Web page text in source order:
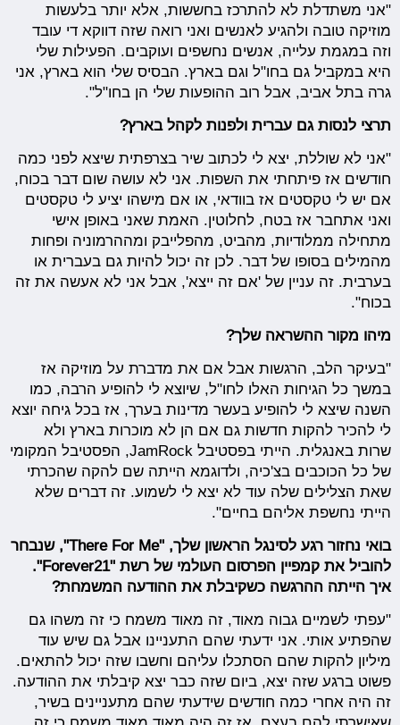
"אני משתדלת לא להתרכז בחששות, אלא יותר בלעשות
מוזיקה טובה ולהגיע לאנשים ואני רואה שזה דווקא די עובד
וזה במגמת עלייה, אנשים נחשפים ועוקבים. הפעילות שלי
היא במקביל גם בחו"ל וגם בארץ. הבסיס שלי הוא בארץ, אני
גרה בתל אביב, אבל רוב ההופעות שלי הן בחו"ל".
תרצי לנסות גם עברית ולפנות לקהל בארץ?
"אני לא שוללת, יצא לי לכתוב שיר בצרפתית שיצא לפני כמה
חודשים אז פיתחתי את השפות. אני לא עושה שום דבר בכוח,
אם יש לי טקסטים אז בוודאי, או אם מישהו יציע לי טקסטים
ואני אתחבר אז בטח, לחלוטין. האמת שאני באופן אישי
מתחילה ממלודיות, מהביט, מהפלייבק ומההרמוניה ופחות
מהמילים בסופו של דבר. לכן זה יכול להיות גם בעברית או
בערבית. זה עניין של 'אם זה ייצא', אבל אני לא אעשה את זה
בכוח".
מיהו מקור ההשראה שלך?
"בעיקר הלב, הרגשות אבל אם את מדברת על מוזיקה אז
במשך כל הגיחות האלו לחו"ל, שיוצא לי להופיע הרבה, כמו
השנה שיצא לי להופיע בעשר מדינות בערך, אז בכל גיחה יוצא
לי להכיר להקות חדשות גם אם הן לא מוכרות בארץ ולא
שרות באנגלית. הייתי בפסטיבל JamRock, הפסטיבל המקומי
של כל הכוכבים בצ'כיה, ולדוגמא הייתה שם להקה שהכרתי
שאת הצלילים שלה עוד לא יצא לי לשמוע. זה דברים שלא
הייתי נחשפת אליהם בחיים".
בואי נחזור רגע לסינגל הראשון שלך, "There For Me", שנבחר
להוביל את קמפיין הפרסום העולמי של רשת "Forever21".
איך הייתה ההרגשה כשקיבלת את ההודעה המשמחת?
"עפתי לשמיים גבוה מאוד, זה מאוד משמח כי זה משהו גם
שהפתיע אותי. אני ידעתי שהם התעניינו אבל גם שיש עוד
מיליון להקות שהם הסתכלו עליהם וחשבו שזה יכול להתאים.
פשוט ברגע שזה יצא, ביום שזה כבר יצא קיבלתי את ההודעה.
זה היה אחרי כמה חודשים שידעתי שהם מתעניינים בשיר,